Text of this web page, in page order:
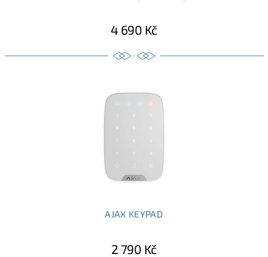
4 690 Kč
AJAX KEYPAD
2 790 Kč